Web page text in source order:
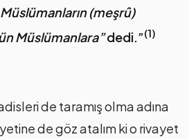
(meşrû)
Müslümanlara”dedi.”(1)
de taramış olma adına
de göz atalım ki o rivayet